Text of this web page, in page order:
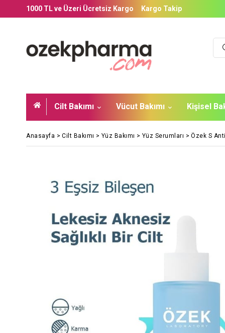
1000 TL ve Üzeri Ücretsiz Kargo Kargo Takip
Cilt Bakımı Vücut Bakımı Kişisel
Anasayfa > Cilt Bakımı > Yüz Bakımı > Yüz Serumları > Özek S